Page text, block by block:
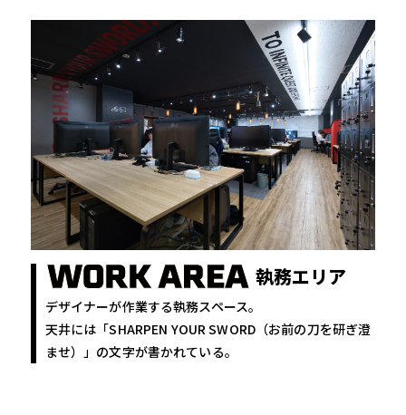
執務エリア
デザイナーが作業する執務スペース。
天井には「SHARPEN YOUR SWORD（お前の刀を研ぎ澄
ませ）」の文字が書かれている。